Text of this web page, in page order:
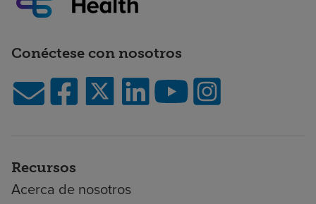
Conéctese con nosotros
Recursos
Acerca de nosotros